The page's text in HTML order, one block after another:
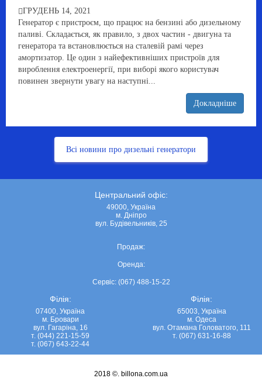
ГРУДЕНЬ 14, 2021
Генератор є пристроєм, що працює на бензині або дизельному
паливі. Складається, як правило, з двох частин - двигуна та
генератора та встановлюється на сталевій рамі через
амортизатор. Це один з найефективніших пристроїв для
вироблення електроенергії, при виборі якого користувач
повинен звернути увагу на наступні...
Докладніше
Всі новини про дизельні генератори
Центральний офіс:
49000, Україна
м. Дніпро
вул. Будівельників, 25
Продаж:
Оренда:
Сервіс: (067) 488-15-22
Філія:
07400, Україна
м. Бровари
вул. Гагаріна, 16
т. (044) 221-15-59
т. (067) 643-22-44
Філія:
65003, Україна
м. Одеса
вул. Отамана Головатого, 111
т. (067) 631-16-88
2018 ©. billona.com.ua